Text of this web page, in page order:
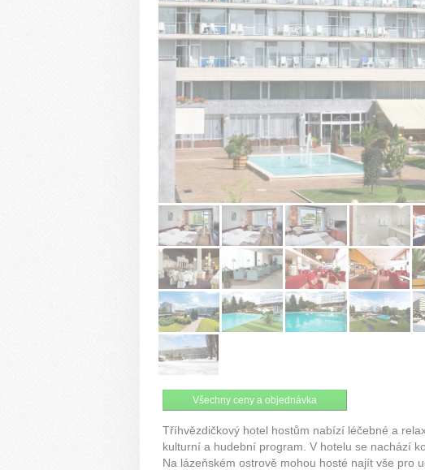
Všechny ceny a objednávka
Tříhvězdičkový hotel hostům nabízí léčebné a
kulturní a hudební program. V hotelu se nachází
Na lázeňském ostrově mohou hosté najít vše pro